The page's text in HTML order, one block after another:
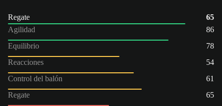
Regate
65
Agilidad
86
Equilibrio
78
Reacciones
54
Control del balón
61
Regate
65